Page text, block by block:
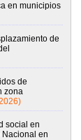
en municipios
de
de
zona
social en
Nacional en